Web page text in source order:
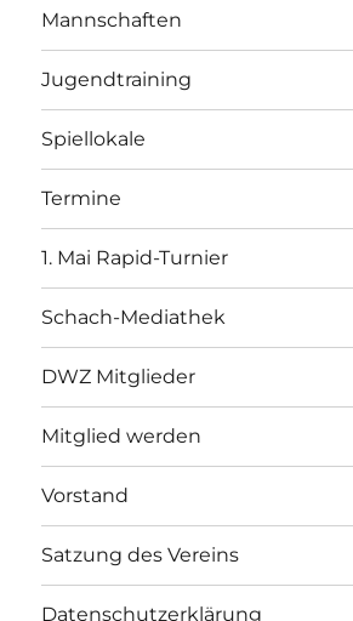
Mannschaften
Jugendtraining
Spiellokale
Termine
1. Mai Rapid-Turnier
Schach-Mediathek
DWZ Mitglieder
Mitglied werden
Vorstand
Satzung des Vereins
Datenschutzerklärung